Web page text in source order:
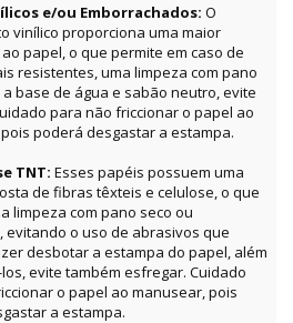
e/ou Emborrachados: O
vinílico proporciona uma maior
papel, o que permite em caso de
resistentes, uma limpeza com pano
base de água e sabão neutro, evite
para não friccionar o papel ao
poderá desgastar a estampa.
TNT: Esses papéis possuem uma
de fibras têxteis e celulose, o que
limpeza com pano seco ou
evitando o uso de abrasivos que
desbotar a estampa do papel, além
evite também esfregar. Cuidado
o papel ao manusear, pois
a estampa.